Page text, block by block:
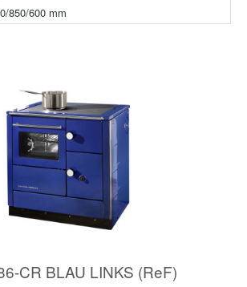
850/600 mm
CR BLAU LINKS (ReF)